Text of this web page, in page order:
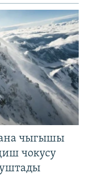
чыгышы
чокусу